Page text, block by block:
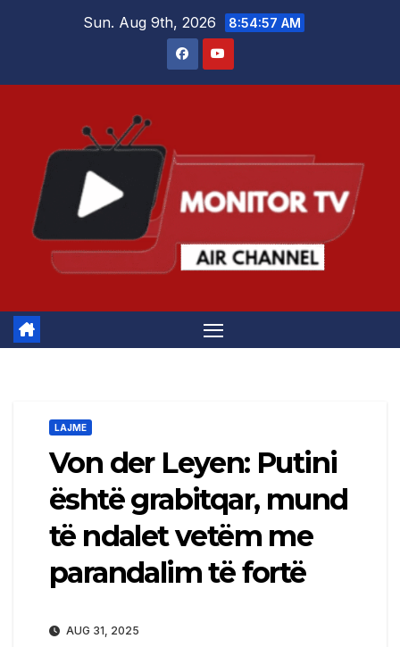
Sun. Aug 9th, 2026 8:54:58 AM
LAJME
Von der Leyen: Putini
është grabitqar, mund
të ndalet vetëm me
parandalim të fortë
AUG 31, 2025